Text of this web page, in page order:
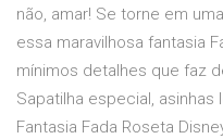
não, amar! Se torne em
essa maravilhosa fantasia
mínimos detalhes que faz
Sapatilha especial, asinhas
Fantasia Fada Roseta